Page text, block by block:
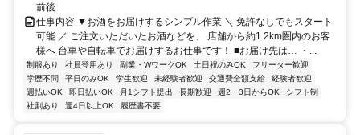
前後
仕事内容 ▼お酒をお届けするシンプル作業 ＼ 免許なしでもスタート
可能 ／ ご注文いただいたお酒などを、 店舗から約1.2km圏内のお客
様へ 台車や自転車でお届けするお仕事です！ ■お届け先は… ・...
制服あり 社員登用あり 副業・WワークOK 土日祝のみOK
フリーター歓迎
学歴不問
平日のみOK 学生歓迎 未経験者歓迎 交通費全額支給
経験者歓迎
週払いOK
即日払いOK 月1シフト提出 長期歓迎 週2・3日からOK
シフト制
社割あり
週4日以上OK 履歴書不要